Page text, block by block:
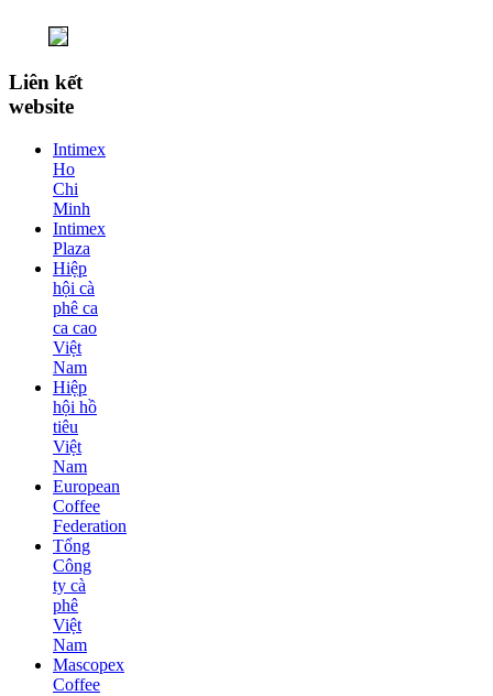
Liên kết
website
Intimex
Ho
Chi
Minh
Intimex
Plaza
Hiệp
hội cà
phê ca
ca cao
Việt
Nam
Hiệp
hội hồ
tiêu
Việt
Nam
European
Coffee
Federation
Tổng
Công
ty cà
phê
Việt
Nam
Mascopex
Coffee